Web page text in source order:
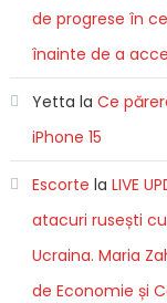
de progrese în
înainte de a
Yetta la Ce
iPhone 15
Escorte la LIVE
atacuri rusești
Ucraina. Maria
de Economie și